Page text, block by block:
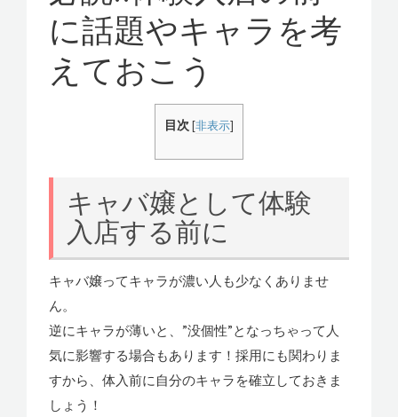
に話題やキャラを考
えておこう
目次 [非表示]
キャバ嬢として体験
入店する前に
キャバ嬢ってキャラが濃い人も少なくありませ
ん。
逆にキャラが薄いと、”没個性”となっちゃって人
気に影響する場合もあります！採用にも関わりま
すから、体入前に自分のキャラを確立しておきま
しょう！